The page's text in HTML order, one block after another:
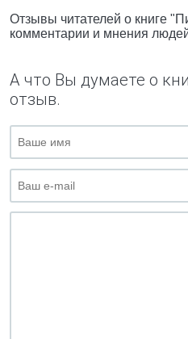
Отзывы читателей о книге
комментарии и мнения
А что Вы думаете о
отзыв.